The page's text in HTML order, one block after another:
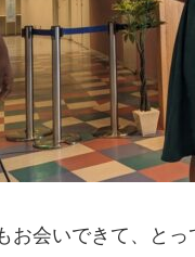
お会いできて、と